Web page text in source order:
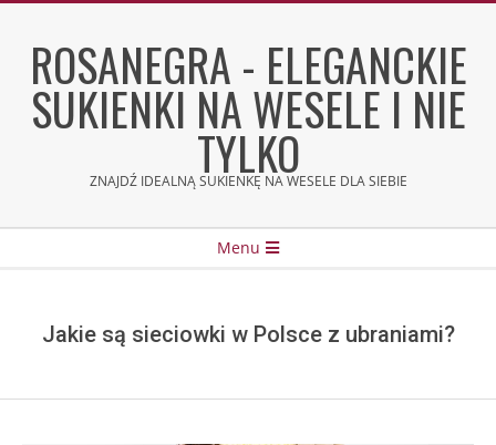
contentROSANEGRA - ELEGANCKIE
SUKIENKI NA WESELE I NIE
TYLKO
ZNAJDŹ IDEALNĄ SUKIENKĘ NA WESELE DLA SIEBIE
Menu
Jakie są sieciowki w Polsce z ubraniami?